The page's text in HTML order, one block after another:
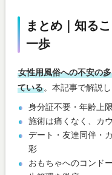
まとめ｜知る
一歩
女性用風俗への不安の
ている。本記事で解説
身分証不要・年齢上
施術は痛くなく、カ
デート・友達同伴・
彩
おもちゃへのコンド